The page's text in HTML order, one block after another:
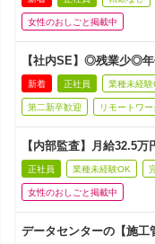
女性のおしごと掲載中
【社内SE】◎残業少◎
新着 正社員 業種未経験
第二新卒歓迎 リモートワー
【内部監査】月給32.5
正社員 業種未経験OK
女性のおしごと掲載中
データセンターの【施工